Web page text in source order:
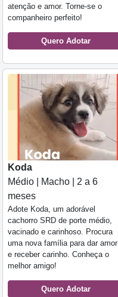
atenção e amor. Torne-se o
companheiro perfeito!
Quero Adotar
Koda
Médio | Macho | 2 a 6
meses
Adote Koda, um adorável
cachorro SRD de porte médio,
vacinado e carinhoso. Procura
uma nova família para dar amor
e receber carinho. Conheça o
melhor amigo!
Quero Adotar